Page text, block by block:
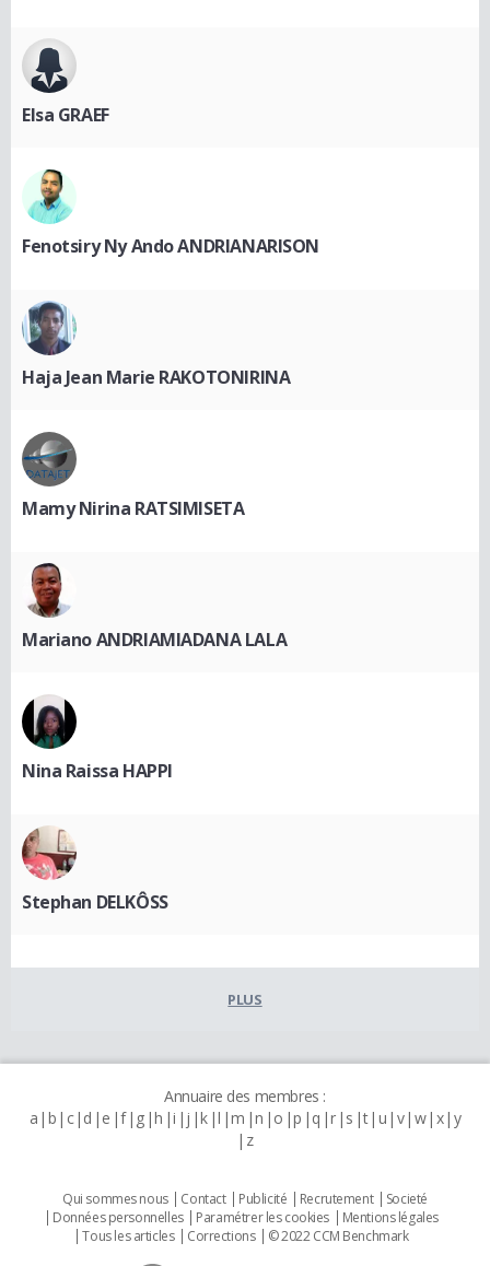
Elsa GRAEF
Fenotsiry Ny Ando ANDRIANARISON
Haja Jean Marie RAKOTONIRINA
Mamy Nirina RATSIMISETA
Mariano ANDRIAMIADANA LALA
Nina Raissa HAPPI
Stephan DELKÔSS
PLUS
Annuaire des membres :
a b c d e f g h i j k l m n o p q r s t u v w x y
z
Qui sommes nous Contact Publicité Recrutement
Societé
Données personnelles
Paramétrer les cookies
Mentions légales
Tous les articles
Corrections © 2022 CCM Benchmark